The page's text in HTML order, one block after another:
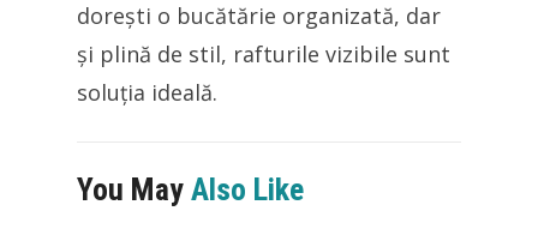
dorești o bucătărie organizată, dar
și plină de stil, rafturile vizibile sunt
soluția ideală.
You May Also Like